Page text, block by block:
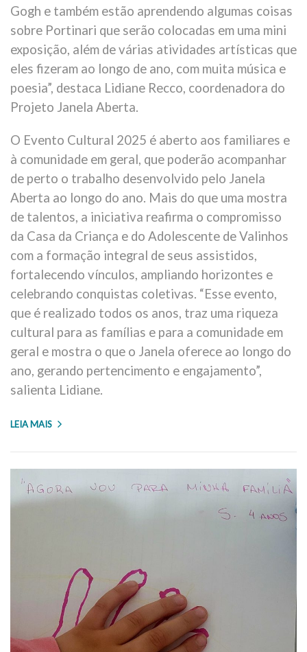
Gogh e também estão aprendendo algumas coisas
sobre Portinari que serão colocadas em uma mini
exposição, além de várias atividades artísticas que
eles fizeram ao longo de ano, com muita música e
poesia”, destaca Lidiane Recco, coordenadora do
Projeto Janela Aberta.
O Evento Cultural 2025 é aberto aos familiares e
à comunidade em geral, que poderão acompanhar
de perto o trabalho desenvolvido pelo Janela
Aberta ao longo do ano. Mais do que uma mostra
de talentos, a iniciativa reafirma o compromisso
da Casa da Criança e do Adolescente de Valinhos
com a formação integral de seus assistidos,
fortalecendo vínculos, ampliando horizontes e
celebrando conquistas coletivas. “Esse evento,
que é realizado todos os anos, traz uma riqueza
cultural para as famílias e para a comunidade em
geral e mostra o que o Janela oferece ao longo do
ano, gerando pertencimento e engajamento”,
salienta Lidiane.
LEIA MAIS